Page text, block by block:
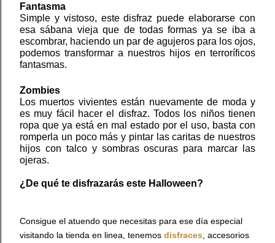
Fantasma
Simple y vistoso, este disfraz puede elaborarse con
esa sábana vieja que de todas formas ya se iba a
escombrar, haciendo un par de agujeros para los ojos,
podemos transformar a nuestros hijos en terroríficos
fantasmas.
Zombies
Los muertos vivientes están nuevamente de moda y
es muy fácil hacer el disfraz. Todos los niños tienen
ropa que ya está en mal estado por el uso, basta con
romperla un poco más y pintar las caritas de nuestros
hijos con talco y sombras oscuras para marcar las
ojeras.
¿De qué te disfrazarás este Halloween?
Consigue el atuendo que necesitas para ese día especial
visitando la tienda en linea, tenemos disfraces , accesorios